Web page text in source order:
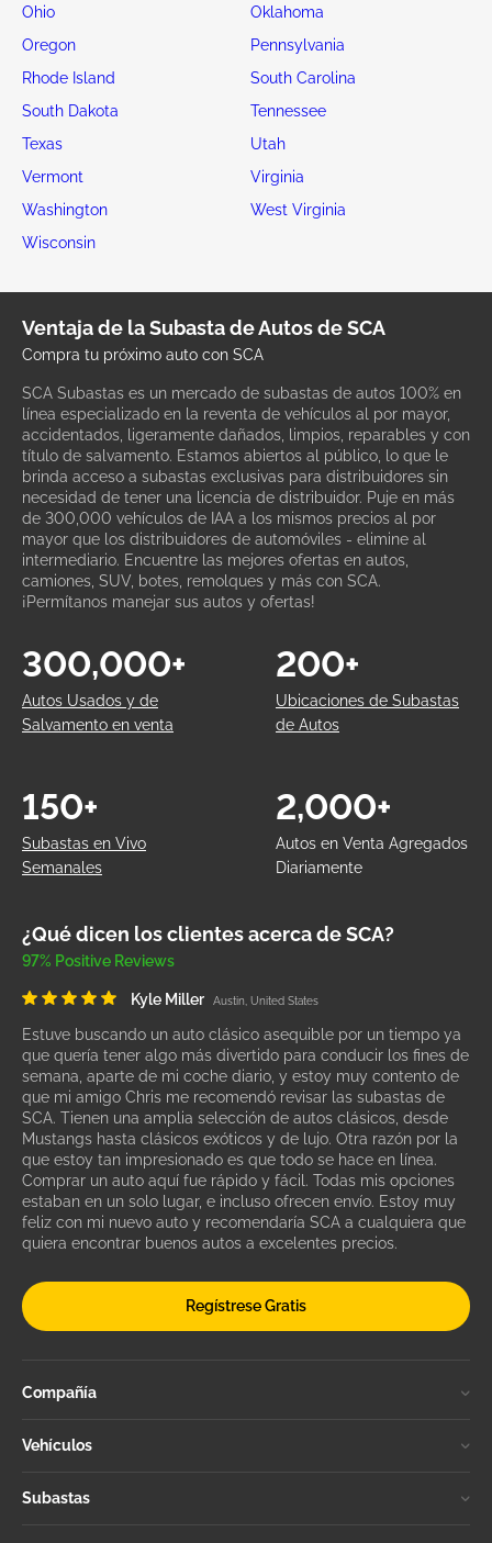
Ohio
Oklahoma
Oregon
Pennsylvania
Rhode Island
South Carolina
South Dakota
Tennessee
Texas
Utah
Vermont
Virginia
Washington
West Virginia
Wisconsin
Ventaja de la Subasta de Autos de SCA
Compra tu próximo auto con SCA
SCA Subastas es un mercado de subastas de autos 100% en
línea especializado en la reventa de vehículos al por mayor,
accidentados, ligeramente dañados, limpios, reparables y con
título de salvamento. Estamos abiertos al público, lo que le
brinda acceso a subastas exclusivas para distribuidores sin
necesidad de tener una licencia de distribuidor. Puje en más
de 300,000 vehículos de IAA a los mismos precios al por
mayor que los distribuidores de automóviles - elimine al
intermediario. Encuentre las mejores ofertas en autos,
camiones, SUV, botes, remolques y más con SCA.
¡Permítanos manejar sus autos y ofertas!
Autos Usados y de
Salvamento en venta
300,000+
Ubicaciones de Subastas
de Autos
200+
Subastas en Vivo
Semanales
150+
Autos en Venta Agregados
Diariamente
2,000+
¿Qué dicen los clientes acerca de SCA?
97% Positive Reviews
Kyle Miller Austin, United States
Estuve buscando un auto clásico asequible por un tiempo ya
que quería tener algo más divertido para conducir los fines de
semana, aparte de mi coche diario, y estoy muy contento de
que mi amigo Chris me recomendó revisar las subastas de
SCA. Tienen una amplia selección de autos clásicos, desde
Mustangs hasta clásicos exóticos y de lujo. Otra razón por la
que estoy tan impresionado es que todo se hace en línea.
Comprar un auto aquí fue rápido y fácil. Todas mis opciones
estaban en un solo lugar, e incluso ofrecen envío. Estoy muy
feliz con mi nuevo auto y recomendaría SCA a cualquiera que
quiera encontrar buenos autos a excelentes precios.
Regístrese Gratis
Compañía
Vehículos
Subastas